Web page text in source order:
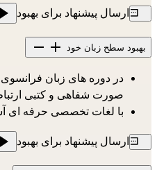
ارسال پیشنهاد برای بهبود
بهبود سطح زبان خود
در دوره های زبان فرانسوی
صورت شفاهی و کتبی
با لغات تخصصی حرفه ای
ارسال پیشنهاد برای بهبود